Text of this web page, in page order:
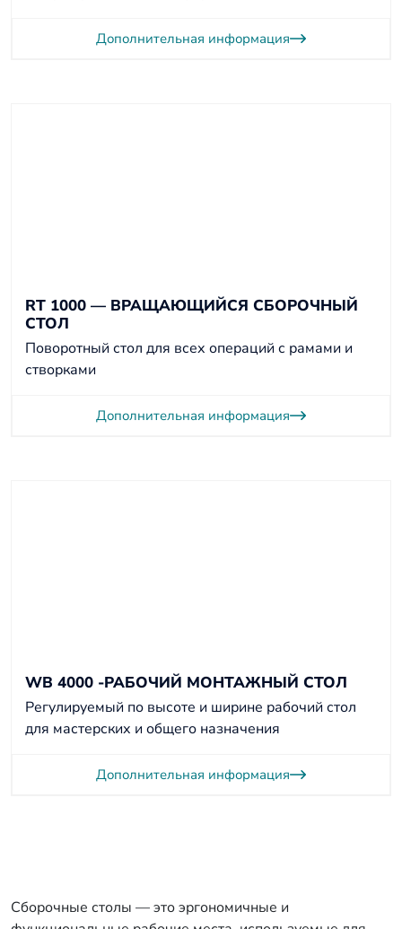
Дополнительная информация
RT 1000 — ВРАЩАЮЩИЙСЯ СБОРОЧНЫЙ
СТОЛ
Поворотный стол для всех операций с рамами и
створками
Дополнительная информация
WB 4000 -РАБОЧИЙ МОНТАЖНЫЙ СТОЛ
Регулируемый по высоте и ширине рабочий стол
для мастерских и общего назначения
Дополнительная информация
Сборочные столы — это эргономичные и